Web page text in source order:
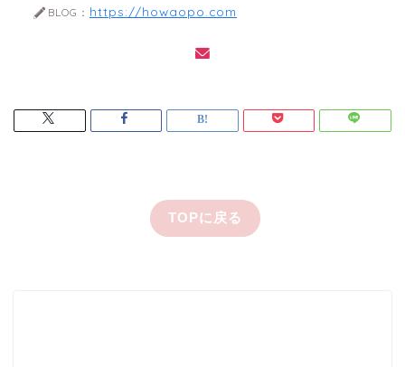
BLOG： https://howaopo.com
TOPに戻る